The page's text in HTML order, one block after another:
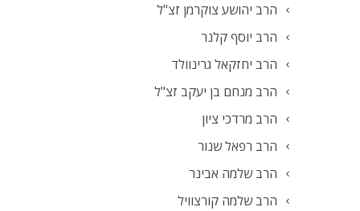
הרב יהושע צוקרמן זצ"ל
הרב יוסף קלנר
הרב יחזקאל גרינוולד
הרב מנחם בן יעקב זצ"ל
הרב מרדכי ציון
הרב רפאל שנור
הרב שלמה אבינר
הרב שלמה קורצוויל